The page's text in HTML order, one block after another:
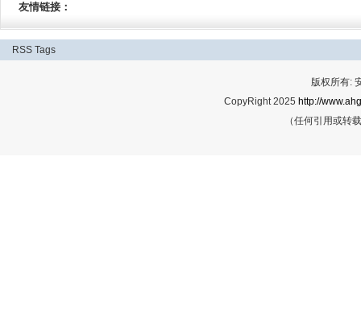
友情链接：
RSS Tags
版权所有:
CopyRight 2025 http://
（任何引用或转